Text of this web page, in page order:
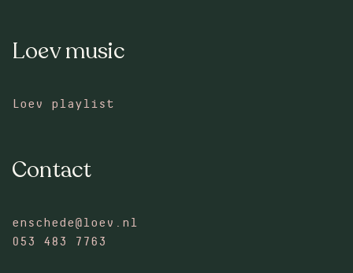
Loev music
Loev playlist
Contact
enschede@loev.nl
053 483 7763